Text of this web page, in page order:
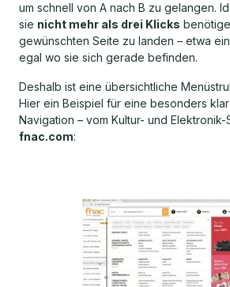
um schnell von A nach B zu gelangen.
sie nicht mehr als drei Klicks
gewünschten Seite zu landen – etwa
egal wo sie sich gerade befinden.
Deshalb ist eine übersichtliche
Hier ein Beispiel für eine besonders
Navigation – vom Kultur- und Elektronik-
fnac.com: